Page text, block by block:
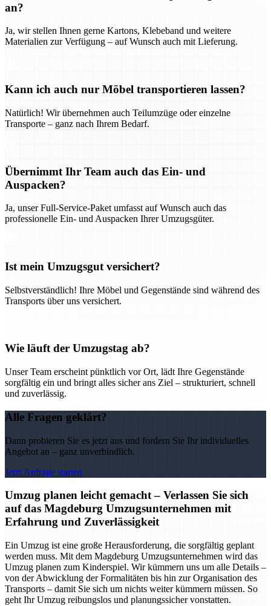
an?
Ja, wir stellen Ihnen gerne Kartons, Klebeband und weitere
Materialien zur Verfügung – auf Wunsch auch mit Lieferung.
Kann ich auch nur Möbel transportieren lassen?
Natürlich! Wir übernehmen auch Teilumzüge oder einzelne
Transporte – ganz nach Ihrem Bedarf.
Übernimmt Ihr Team auch das Ein- und
Auspacken?
Ja, unser Full-Service-Paket umfasst auf Wunsch auch das
professionelle Ein- und Auspacken Ihrer Umzugsgüter.
Ist mein Umzugsgut versichert?
Selbstverständlich! Ihre Möbel und Gegenstände sind während des
Transports über uns versichert.
Wie läuft der Umzugstag ab?
Unser Team erscheint pünktlich vor Ort, lädt Ihre Gegenstände
sorgfältig ein und bringt alles sicher ans Ziel – strukturiert, schnell
und zuverlässig.
Alle Fragen geklärt?
Dann probieren Sie es jetzt aus und fordern Sie Ihr individuelles
Angebot an – ganz unverbindlich.
Jetzt Anfrage starten
Umzug planen leicht gemacht – Verlassen Sie sich
auf das Magdeburg Umzugsunternehmen mit
Erfahrung und Zuverlässigkeit
Ein Umzug ist eine große Herausforderung, die sorgfältig geplant
werden muss. Mit dem Magdeburg Umzugsunternehmen wird das
Umzug planen zum Kinderspiel. Wir kümmern uns um alle Details –
von der Abwicklung der Formalitäten bis hin zur Organisation des
Transports – damit Sie sich um nichts weiter kümmern müssen. So
geht Ihr Umzug reibungslos und planungssicher vonstatten.